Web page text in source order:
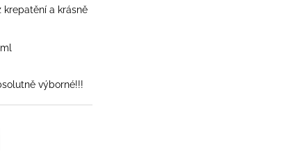
krepatění a krásně
hvězdiček.
výborné!!!